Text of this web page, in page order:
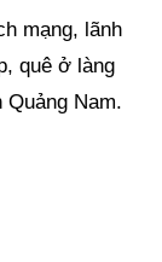
mạng, lãnh
quê ở làng
Nam.